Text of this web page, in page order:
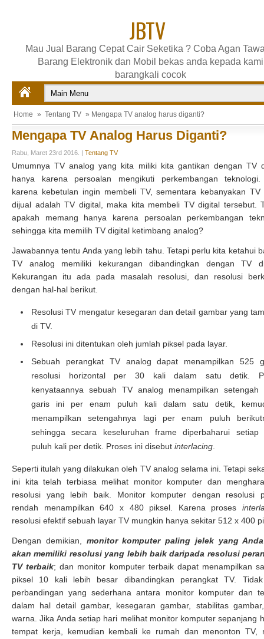
JBTV
Mau Jual Barang Cepat Cair Seketika ? Coba Agan
Barang Elektronik dan Mobil bekas anda kepada kami
barangkali cocok
Home » Tentang TV » Mengapa TV analog harus diganti?
Mengapa TV Analog Harus Diganti?
Rabu, Maret 23rd 2016. | Tentang TV
Umumnya TV analog yang kita miliki kita gantikan dengan TV
hanya karena persoalan mengikuti perkembangan
karena kebetulan ingin membeli TV, sementara kebanyakan TV
dijual adalah TV digital, maka kita membeli TV digital tersebut.
apakah memang hanya karena persoalan perkembangan
sehingga kita memilih TV digital ketimbang analog?
Jawabannya tentu Anda yang lebih tahu. Tetapi perlu kita ketahui
TV analog memiliki kekurangan dibandingkan dengan TV
Kekurangan itu ada pada masalah resolusi, dan resolusi
dengan hal-hal berikut.
Resolusi TV mengatur kesegaran dan detail gambar yang
di TV.
Resolusi ini ditentukan oleh jumlah piksel pada layar.
Sebuah perangkat TV analog dapat menampilkan 525
resolusi horizontal per 30 kali dalam satu detik.
kenyataannya sebuah TV analog menampilkan setengah
garis ini per enam puluh kali dalam satu detik,
menampilkan setengahnya lagi per enam puluh
sehingga secara keseluruhan frame diperbaharui setiap
puluh kali per detik. Proses ini disebut interlacing
Seperti itulah yang dilakukan oleh TV analog selama ini. Tetapi
ini kita telah terbiasa melihat monitor komputer dan
resolusi yang lebih baik. Monitor komputer dengan resolusi
rendah menampilkan 640 x 480 piksel. Karena proses
resolusi efektif sebuah layar TV mungkin hanya sekitar 512 x 400
Dengan demikian, monitor komputer paling jelek yang
akan memiliki resolusi yang lebih baik daripada resolusi
TV terbaik; dan monitor komputer terbaik dapat menampilkan
piksel 10 kali lebih besar dibandingkan perangkat TV.
perbandingan yang sederhana antara monitor komputer dan
dalam hal detail gambar, kesegaran gambar, stabilitas
warna. Jika Anda setiap hari melihat monitor komputer sepanjang
tempat kerja, kemudian kembali ke rumah dan menonton TV,